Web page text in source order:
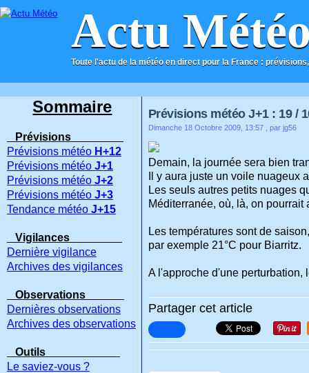
Actu
Toute l'actu de la météo en direct pour la France :
ACCUEIL CONTACT
Prévisions météo J+1 : 19 /
Dimanche 18 Octobre 2009, 13:57 , par jg56
Demain, la journée sera bien
Il y aura juste un voile nuageux
Les seuls autres petits nuages
Méditerranée, où, là, on
Les températures sont de
par exemple 21°C pour Biarritz.
A l'approche d'une perturbation,
Partager cet article
Sommaire
Prévisions
Prévisions météo H+12
Prévisions météo J+1
Prévisions météo J+2
Prévisions météo J+3
Tendance météo J+15
Vigilances
Dernière vigilance
Archives des vigilances
Observations
Dernières observations
Archives des observations
Outils
Le saviez-vous ?